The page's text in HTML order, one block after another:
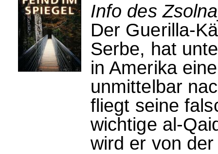
Info des
Der Guerilla-
Serbe, hat
in Amerika
unmittelbar
fliegt seine
wichtige al-
wird er von